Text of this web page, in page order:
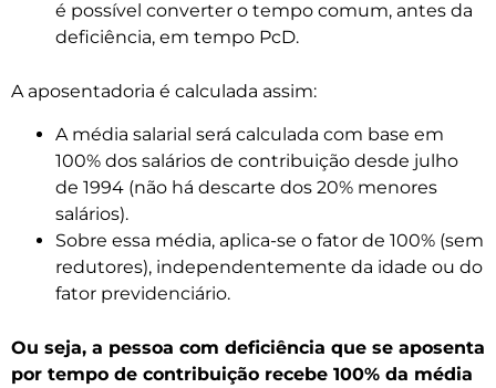
é possível converter o tempo comum, antes da
deficiência, em tempo PcD.
A aposentadoria é calculada assim:
A média salarial será calculada com base em
100% dos salários de contribuição desde julho
de 1994 (não há descarte dos 20% menores
salários).
Sobre essa média, aplica-se o fator de 100% (sem
redutores), independentemente da idade ou do
fator previdenciário.
Ou seja, a pessoa com deficiência que se aposenta
por tempo de contribuição recebe 100% da média